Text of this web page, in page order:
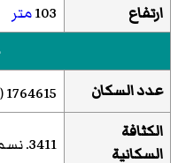
ارتفاع
103متر
عدد السكان
1764615(1 يناير 2018)
الكثافة
السكانية
3411. نسمة/كم